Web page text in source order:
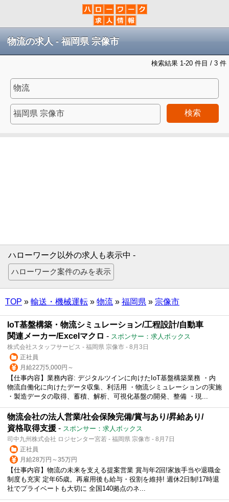
物流の求人 - 福岡県 宗像市
検索結果 1-20 件目 / 3 件
検索
ハローワーク以外の求人も表示中 -
TOP » 輸送・機械運転 » 物流 » 福岡県 » 宗像市
IoT基盤構築・物流シミュレーション/工程設計/自動車
関連メーカー/Excelマクロ - スポンサー：求人ボックス
株式会社スタッフサービス - 福岡県 宗像市 - 8月3日
正社員
月給22万5,000円～
【仕事内容】業務内容: デジタルツインに向けたIoT基盤構築業務 ・内
物流自働化に向けたデータ収集、利活用 ・物流シミュレーションの実施
・製造データの取得、蓄積、解析、可視化基盤の開発、整備 ・現...
物流会社の法人営業/社会保険完備/賞与あり/昇給あり/
資格取得支援 - スポンサー：求人ボックス
司中九州株式会社 ロジセンター宮若 - 福岡県 宗像市 - 8月7日
正社員
月給28万円～35万円
【仕事内容】物流の未来を支える提案営業 賞与年2回!家族手当や退職金
制度も充実 定年65歳。再雇用後も給与・役割を維持! 週休2日制!17時退
社でプライベートも大切に 全国140拠点のネ...